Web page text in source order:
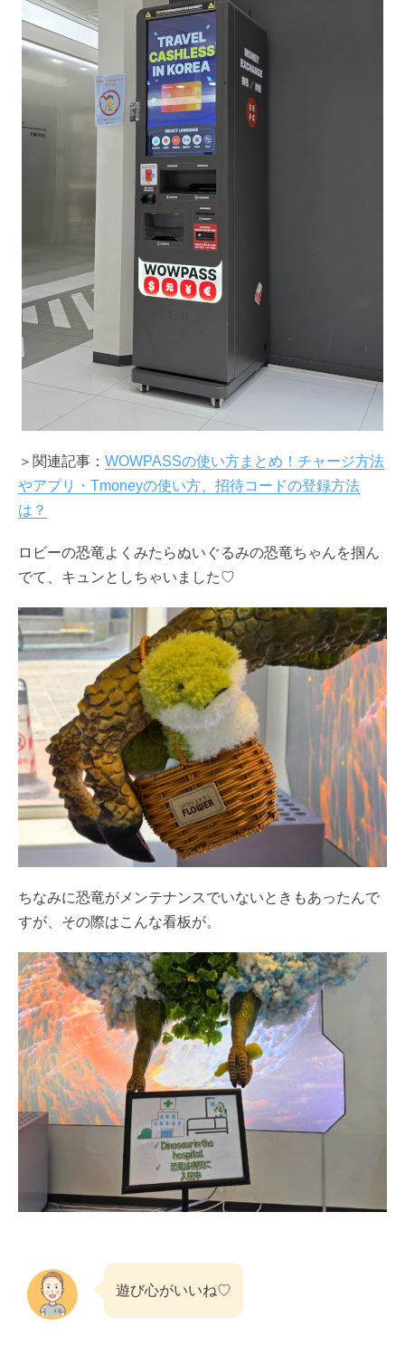
＞関連記事： WOWPASSの使い方まとめ！チャージ方法
やアプリ・Tmoneyの使い方、招待コードの登録方法
は？
ロビーの恐竜よくみたらぬいぐるみの恐竜ちゃんを掴ん
でて、キュンとしちゃいました♡
ちなみに恐竜がメンテナンスでいないときもあったんで
すが、その際はこんな看板が。
遊び心がいいね♡